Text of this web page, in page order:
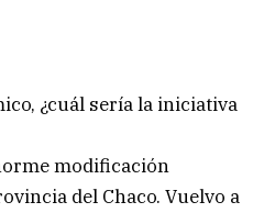
¿cuál sería la iniciativa
modificación
del Chaco. Vuelvo a